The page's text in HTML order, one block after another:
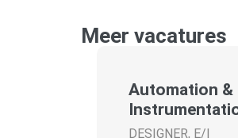
Meer vacatures
Automation &
DESIGNER, E/I